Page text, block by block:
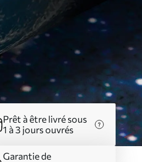
Prêt à être livré sous
1 à 3 jours ouvrés
Garantie de